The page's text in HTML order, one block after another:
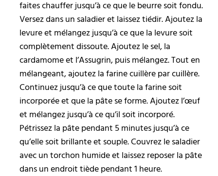
faites chauffer jusqu’à ce que le beurre soit fondu.
Versez dans un saladier et laissez tiédir. Ajoutez la
levure et mélangez jusqu’à ce que la levure soit
complètement dissoute. Ajoutez le sel, la
cardamome et l’Assugrin, puis mélangez. Tout en
mélangeant, ajoutez la farine cuillère par cuillère.
Continuez jusqu’à ce que toute la farine soit
incorporée et que la pâte se forme. Ajoutez l’œuf
et mélangez jusqu’à ce qu’il soit incorporé.
Pétrissez la pâte pendant 5 minutes jusqu’à ce
qu’elle soit brillante et souple. Couvrez le saladier
avec un torchon humide et laissez reposer la pâte
dans un endroit tiède pendant 1 heure.